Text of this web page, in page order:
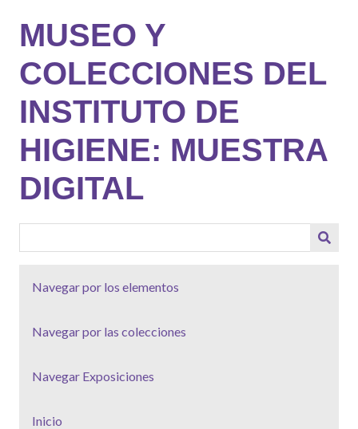
contenido
principal
MUSEO Y
COLECCIONES DEL
INSTITUTO DE
HIGIENE: MUESTRA
DIGITAL
Navegar por los elementos
Navegar por las colecciones
Navegar Exposiciones
Inicio